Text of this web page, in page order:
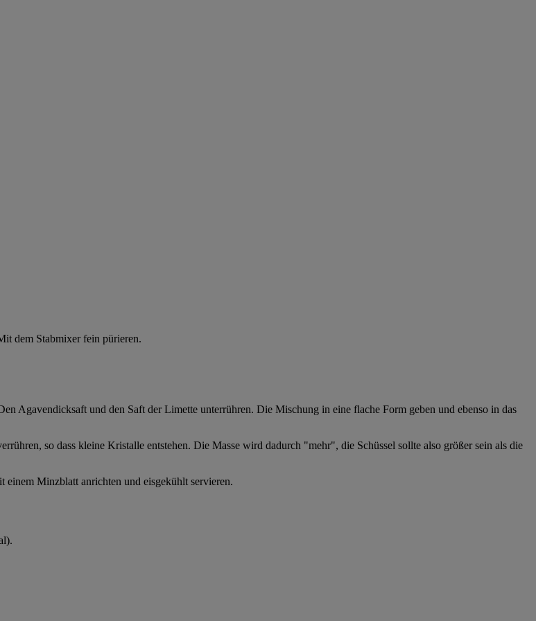
dem Stabmixer fein pürieren.
Agavendicksaft und den Saft der Limette unterrühren. Die Mischung in eine flache Form geben und ebenso in das
so dass kleine Kristalle entstehen. Die Masse wird dadurch "mehr", die Schüssel sollte also größer sein als die
einem Minzblatt anrichten und eisgekühlt servieren.